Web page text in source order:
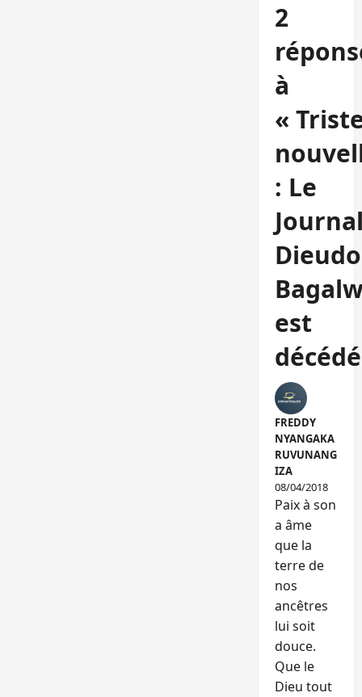
2
à
«
: Le
est
FREDDY
NYANGAKA
RUVUNANG
IZA
08/04/2018
Paix à son
a âme
que la
terre de
nos
ancêtres
lui soit
douce.
Que le
Dieu tout